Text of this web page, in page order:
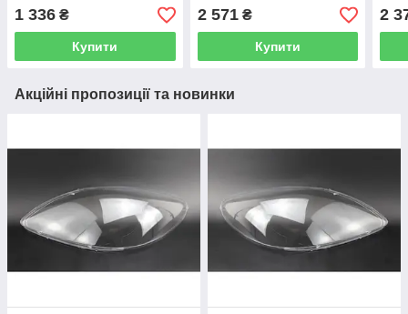
1 336 ₴
Купити
2 571₴
Купити
2
Акційні пропозиції та новинки